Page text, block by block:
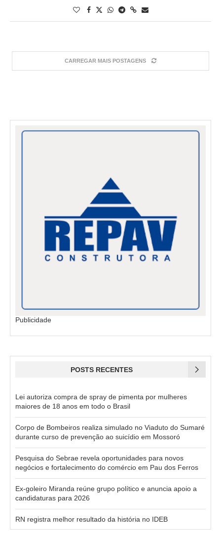
CARREGAR MAIS POSTAGENS
Publicidade
POSTS RECENTES
Lei autoriza compra de spray de pimenta por mulheres
maiores de 18 anos em todo o Brasil
Corpo de Bombeiros realiza simulado no Viaduto do Sumaré
durante curso de prevenção ao suicídio em Mossoró
Pesquisa do Sebrae revela oportunidades para novos
negócios e fortalecimento do comércio em Pau dos Ferros
Ex-goleiro Miranda reúne grupo político e anuncia apoio a
candidaturas para 2026
RN registra melhor resultado da história no IDEB